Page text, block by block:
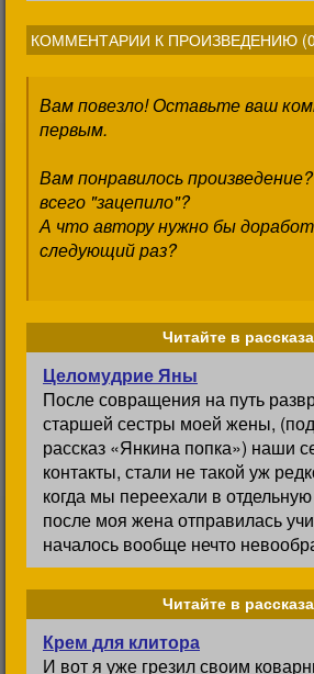
КОММЕНТАРИИ К ПРОИЗВЕДЕНИЮ (0
Вам повезло! Оставьте ваш
первым.
Вам понравилось
всего "зацепило"?
А что автору нужно бы
следующий раз?
Читайте в
Целомудрие Яны
После совращения на путь
старшей сестры моей жены,
рассказ «Янкина попка») наши
контакты, стали не такой уж
когда мы переехали в
после моя жена отправилась
началось вообще нечто
Читайте в
Крем для клитора
И вот я уже грезил своим